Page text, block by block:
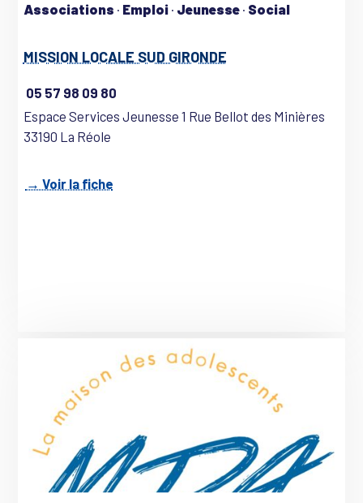
Associations · Emploi· Jeunesse· Social
MISSION LOCALE SUD GIRONDE
05 57 98 09 80
Espace Services Jeunesse 1 Rue Bellot des Minières
33190 La Réole
→ Voir la fiche